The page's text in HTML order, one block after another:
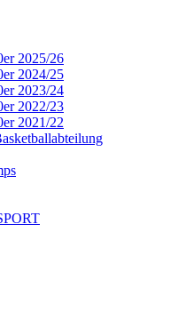
2025/26
2024/25
2023/24
2022/23
2021/22